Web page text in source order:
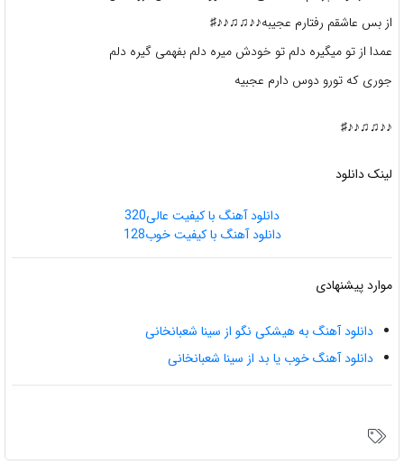
از بس عاشقم رفتارم عجیبه♪♪♫♫♪♪♯
عمدا از تو میگیره دلم تو خودش میره دلم بفهمی گیره دلم
جوری که تورو دوس دارم عجبیه
♪♪♫♫♪♪♯
لینک دانلود
دانلود آهنگ با کیفیت عالی320
دانلود آهنگ با کیفیت خوب128
موارد پیشنهادی
دانلود آهنگ به هیشکی نگو از سینا شعبانخانی
دانلود آهنگ خوب یا بد از سینا شعبانخانی